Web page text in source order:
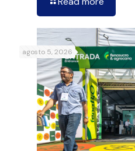
agosto 5, 2026